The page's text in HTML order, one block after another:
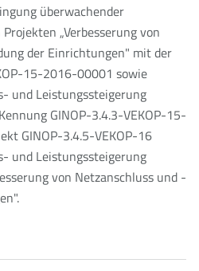
überwachender
„Verbesserung von
der Einrichtungen" mit der
15-2016-00001 sowie
und Leistungssteigerung
GINOP-3.4.3-VEKOP-15-
GINOP-3.4.5-VEKOP-16
und Leistungssteigerung
von Netzanschluss und -